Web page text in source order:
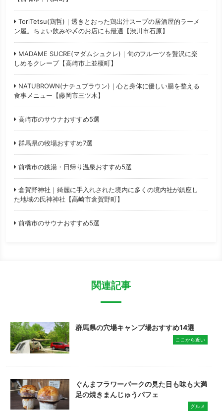
ToriTetsu(鶏哲)｜透きとおった鶏出汁スープの居酒屋的ラーメ
ン屋。ちょい飲みや〆のお店にも最適【渋川市石原】
MADAME SUCRE(マダムシュクレ)｜旬のフルーツを贅沢に楽
しめるクレープ【高崎市上並榎町】
NATUBROWN(ナチュブラウン)｜心と身体に優しい腸を整える
食事メニュー【藤岡市三ツ木】
高崎市のサウナおすすめ5選
群馬県の牧場おすすめ7選
前橋市の銭湯・日帰り温泉おすすめ5選
倉賀野神社｜綺麗に手入れされた境内に多くの境内社が鎮座し
た地域の氏神神社【高崎市倉賀野町】
前橋市のサウナおすすめ5選
関連記事
群馬県の穴場キャンプ場おすすめ14選
ここから近い
ぐんまフラワーパークの見た目も味も大満
足の焼きまんじゅうパフェ
グルメ